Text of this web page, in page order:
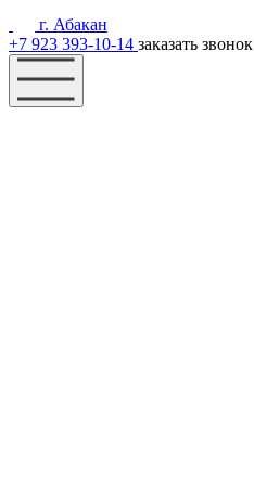
г. Абакан
+7 923 393-10-14 заказать звонок